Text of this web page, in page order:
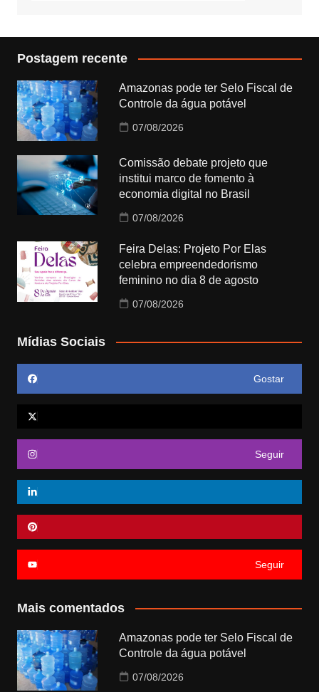
Postagem recente
Amazonas pode ter Selo Fiscal de
Controle da água potável
07/08/2026
Comissão debate projeto que
institui marco de fomento à
economia digital no Brasil
07/08/2026
Feira Delas: Projeto Por Elas
celebra empreendedorismo
feminino no dia 8 de agosto
07/08/2026
Mídias Sociais
Gostar
Seguir
Seguir
Mais comentados
Amazonas pode ter Selo Fiscal de
Controle da água potável
07/08/2026